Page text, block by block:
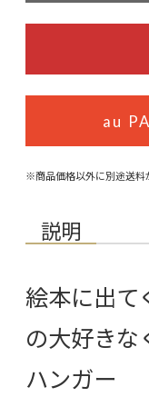
au
※商品価格以外に別途送料
説明
絵本に出て
の大好きな
ハンガー